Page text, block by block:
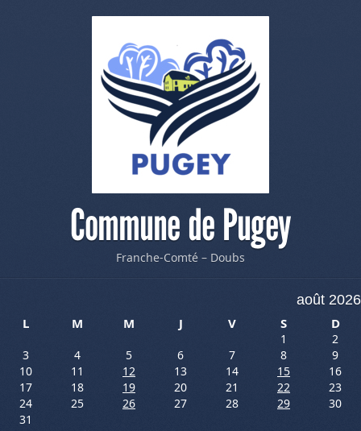
Commune de Pugey
Franche-Comté – Doubs
août 2026
L
M M J V S D
1
2
3
4 5 6 7 8
9
10
11 12 13 14 15
16
17
18 19 20 21 22
23
24
25 26 27 28 29
30
31